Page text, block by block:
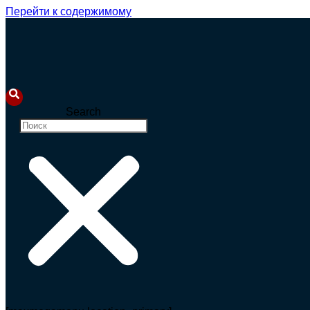
Перейти к содержимому
Search